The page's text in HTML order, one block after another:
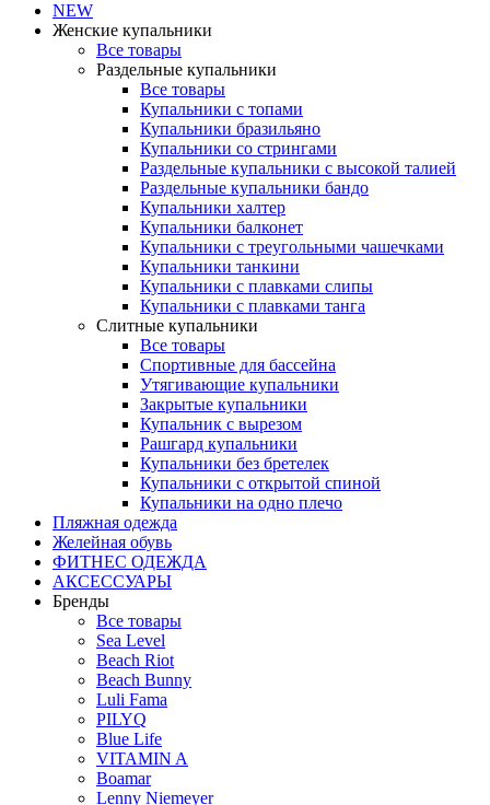
NEW
Женские купальники
Все товары
Раздельные купальники
Все товары
Купальники с топами
Купальники бразильяно
Купальники со стрингами
Раздельные купальники с высокой талией
Раздельные купальники бандо
Купальники халтер
Купальники балконет
Купальники с треугольными чашечками
Купальники танкини
Купальники с плавками слипы
Купальники с плавками танга
Слитные купальники
Все товары
Спортивные для бассейна
Утягивающие купальники
Закрытые купальники
Купальник с вырезом
Рашгард купальники
Купальники без бретелек
Купальники с открытой спиной
Купальники на одно плечо
Пляжная одежда
Желейная обувь
ФИТНЕС ОДЕЖДА
АКСЕССУАРЫ
Бренды
Все товары
Sea Level
Beach Riot
Beach Bunny
Luli Fama
PILYQ
Blue Life
VITAMIN A
Boamar
Lenny Niemeyer